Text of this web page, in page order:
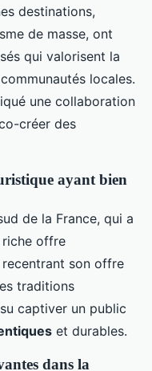
destinations,
de masse, ont
qui valorisent la
locales.
une collaboration
créer des
ayant bien
de la France, qui a
riche offre
son offre
traditions
captiver un public
et durables.
dans la